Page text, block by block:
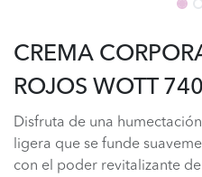
CREMA
ROJOS WOTT
Disfruta de una
ligera que se funde
con el poder revitalizante